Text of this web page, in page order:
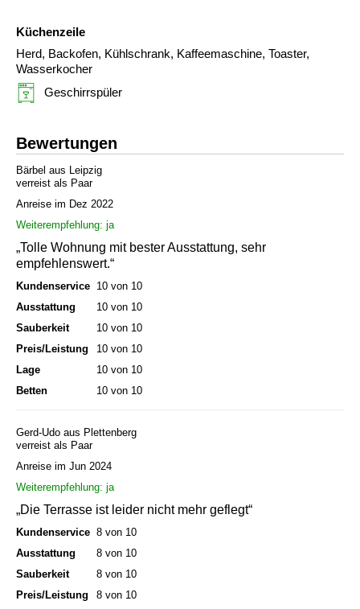
Küchenzeile
Herd, Backofen, Kühlschrank, Kaffeemaschine, Toaster,
Wasserkocher
Geschirrspüler
Bewertungen
Bärbel aus Leipzig
verreist als Paar
Anreise im Dez 2022
Weiterempfehlung: ja
„Tolle Wohnung mit bester Ausstattung, sehr
empfehlenswert.“
Kundenservice 10 von 10
Ausstattung
10 von 10
Sauberkeit
10 von 10
Preis/Leistung
10 von 10
Lage
10 von 10
Betten
10 von 10
Gerd-Udo aus Plettenberg
verreist als Paar
Anreise im Jun 2024
Weiterempfehlung: ja
„Die Terrasse ist leider nicht mehr geflegt“
Kundenservice 8 von 10
Ausstattung
8 von 10
Sauberkeit
8 von 10
Preis/Leistung
8 von 10